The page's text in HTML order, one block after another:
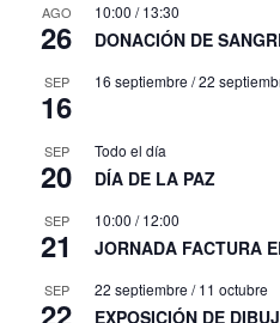
AGO
26
10:00 /13:30
DONACIÓN DE
SEP
16
16 septiembre /22
SEP
20
Todo el día
DÍA DE LA PAZ
SEP
21
10:00 /12:00
JORNADA FACTURA
SEP
22
22 septiembre /11 octubre
EXPOSICIÓN DE